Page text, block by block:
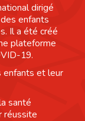
dirigé
enfants
Il a été créé
plateforme
19.
enfants et leur
santé
réussite